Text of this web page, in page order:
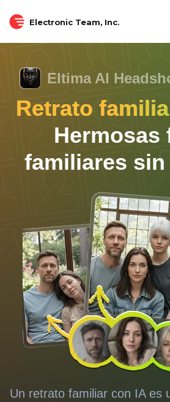
Electronic Team, Inc.
Eltima AI
Retrato
Hermosas
familiares
Un retrato familiar con IA es